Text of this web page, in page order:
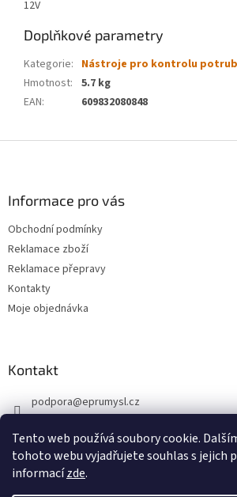
Tento web používá soubory cookie.
tohoto webu vyjadřujete souhlas s jejich
informacízde.
12V
Doplňkové parametry
Kategorie: Nástroje pro kontrolu
Hmotnost: 5.7 kg
EAN: 609832080848
Informace pro vás
Obchodní podmínky
Reklamace zboží
Reklamace přepravy
Kontakty
Moje objednávka
Kontakt
podpora@eprumysl.cz